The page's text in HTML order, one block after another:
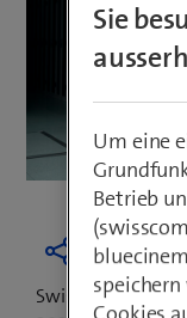
Swisscom hat das
Sie
Um eine
Betrieb